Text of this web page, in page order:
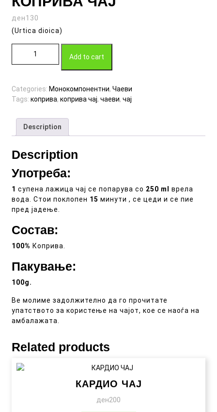
ден130
(Urtica dioica)
Add to cart
Categories: Монокомпонентни, Чаеви
Tags: коприва, коприва чај, чаеви, чај
Description
Description
Употреба:
1 супена лажица чај се попарува со 250 ml
врела
вода. Стои поклопен 15 минути , се цеди и се пие
пред јадење.
Состав:
100% Коприва.
Пакување:
100g.
Ве молиме задолжително да го прочитате
упатството за користење на чајот, кое се наоѓа на
амбалажата.
Related products
КАРДИО ЧАЈ
ден200